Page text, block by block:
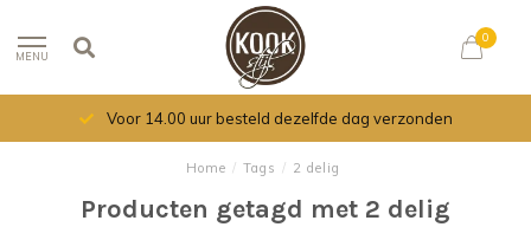
MENU
0
Voor 14.00 uur besteld dezelfde dag verzonden
Home / Tags / 2 delig
Producten getagd met 2 delig